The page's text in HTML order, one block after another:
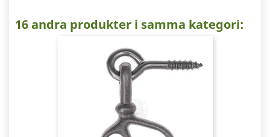
16 andra produkter i samma kategori: